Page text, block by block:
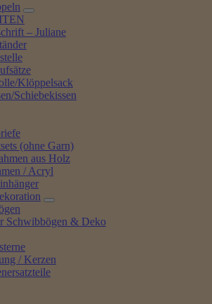
– Juliane
Klöppelsack
Schiebekissen
(ohne Garn)
aus Holz
/ Acryl
Schwibbögen & Deko
/ Kerzen